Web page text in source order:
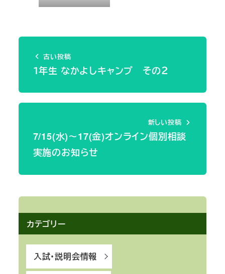
古い投稿
１年生 なかよしキャンプ その２
新しい投稿
7/15(水)～17(金)オンライン個別相談
実施のお知らせ
カテゴリー
入試・説明会情報